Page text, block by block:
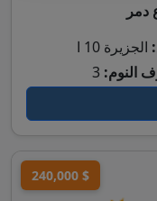
دمر
الجزيرة 10 ا
النوم:
240,000 $